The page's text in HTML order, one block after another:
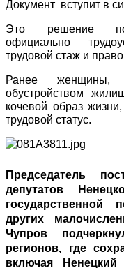
Документ вступит в
Это решение
официально
трудовой стаж и
Ранее женщины,
обустройством
кочевой образ
трудовой статус.
Председатель
депутатов
государственной
других
Чупров
регионов, где
включая